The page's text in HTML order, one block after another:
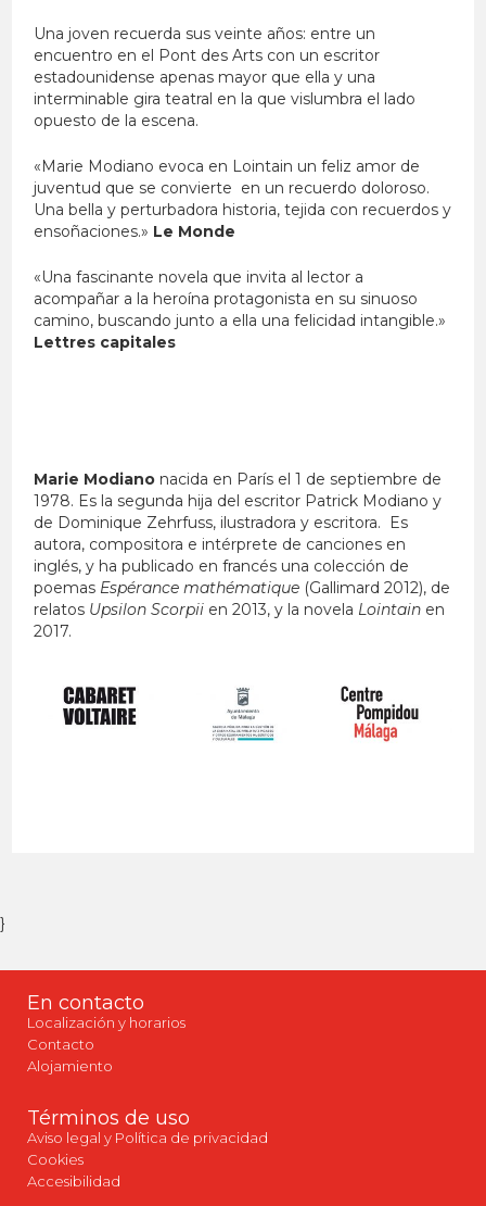
Una joven recuerda sus veinte años: entre un
encuentro en el Pont des Arts con un escritor
estadounidense apenas mayor que ella y una
interminable gira teatral en la que vislumbra el lado
opuesto de la escena.
«Marie Modiano evoca en Lointain un feliz amor de
juventud que se convierte en un recuerdo doloroso.
Una bella y perturbadora historia, tejida con recuerdos y
ensoñaciones.» Le Monde
«Una fascinante novela que invita al lector a
acompañar a la heroína protagonista en su sinuoso
camino, buscando junto a ella una felicidad intangible.»
Lettres capitales
Marie Modiano nacida en París el 1 de septiembre de
1978. Es la segunda hija del escritor Patrick Modiano y
de Dominique Zehrfuss, ilustradora y escritora. Es
autora, compositora e intérprete de canciones en
inglés, y ha publicado en francés una colección de
poemas Espérance mathématique (Gallimard 2012), de
relatos Upsilon Scorpii en 2013, y la novela Lointain en
2017.
}
En contacto
Localización y horarios
Contacto
Alojamiento
Términos de uso
Aviso legal y Política de privacidad
Cookies
Accesibilidad